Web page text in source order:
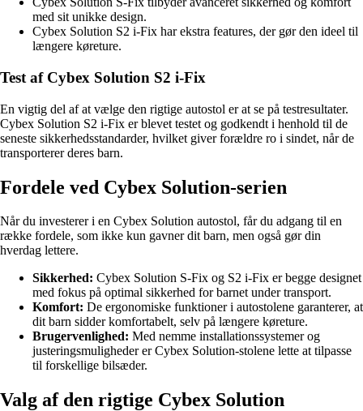
med sit unikke design.
Cybex Solution S2 i-Fix har ekstra features, der gør den ideel til
længere køreture.
Test af Cybex Solution S2 i-Fix
En vigtig del af at vælge den rigtige autostol er at se på testresultater.
Cybex Solution S2 i-Fix er blevet testet og godkendt i henhold til de
seneste sikkerhedsstandarder, hvilket giver forældre ro i sindet, når de
transporterer deres barn.
Fordele ved Cybex Solution-serien
Når du investerer i en Cybex Solution autostol, får du adgang til en
række fordele, som ikke kun gavner dit barn, men også gør din
hverdag lettere.
Sikkerhed: Cybex Solution S-Fix og S2 i-Fix er begge designet
med fokus på optimal sikkerhed for barnet under transport.
Komfort: De ergonomiske funktioner i autostolene garanterer, at
dit barn sidder komfortabelt, selv på længere køreture.
Brugervenlighed: Med nemme installationssystemer og
justeringsmuligheder er Cybex Solution-stolene lette at tilpasse
til forskellige bilsæder.
Valg af den rigtige Cybex Solution